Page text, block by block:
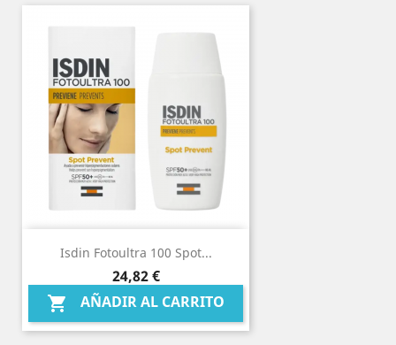
Isdin Fotoultra 100 Spot...
Precio
24,82 €
 AÑADIR AL CARRITO